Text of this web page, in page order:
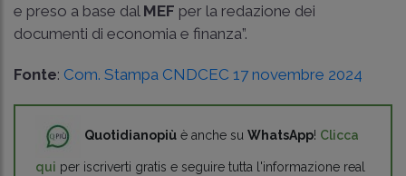
e preso a base dal MEF per la redazione dei
documenti di economia e finanza”.
Fonte: Com. Stampa CNDCEC 17 novembre 2024
Quotidianopiù è anche su WhatsApp! Clicca
qui per iscriverti gratis e seguire tutta l'informazione real